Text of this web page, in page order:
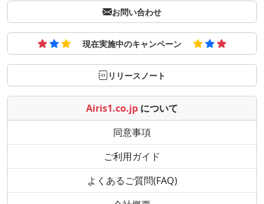
お問い合わせ
現在実施中のキャンペーン
リリースノート
Airis1.co.jp について
同意事項
ご利用ガイド
よくあるご質問(FAQ)